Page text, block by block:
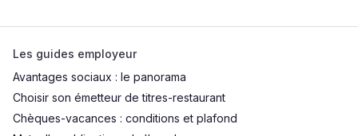
Les guides employeur
Avantages sociaux : le panorama
Choisir son émetteur de titres-restaurant
Chèques-vacances : conditions et plafond